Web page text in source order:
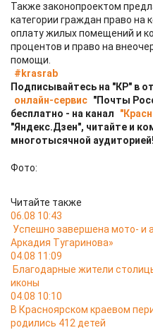
Также законопроектом
категории граждан право на
оплату жилых помещений и
процентов и право на
помощи.
#krasrab
Подписывайтесь на "КР" в
онлайн-сервис "Почты
бесплатно - на канал
"Яндекс.Дзен", читайте и
многотысячной аудиторией!
Фото:
Читайте также
06.08 10:43
Успешно завершена мото- и
Аркадия Тугаринова»
04.08 11:09
Благодарные жители
иконы
04.08 10:10
В Красноярском краевом
родились 412 детей